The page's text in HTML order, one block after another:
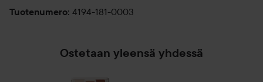
Tuotenumero: 4194-181-0003
Ostetaan yleensä yhdessä